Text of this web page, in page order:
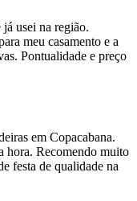
usei na região.
meu casamento e a
Pontualidade e preço
em Copacabana.
hora. Recomendo muito
festa de qualidade na